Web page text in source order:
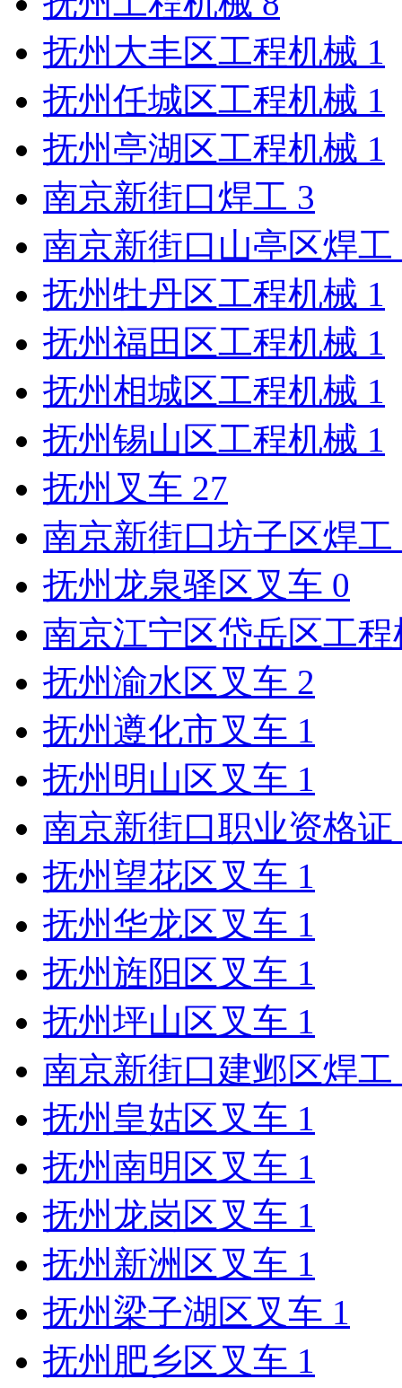
抚州大丰区工程机械 1
抚州任城区工程机械 1
抚州亭湖区工程机械 1
南京新街口焊工 3
南京新街口山亭区焊工
抚州牡丹区工程机械 1
抚州福田区工程机械 1
抚州相城区工程机械 1
抚州锡山区工程机械 1
抚州叉车 27
南京新街口坊子区焊工
抚州龙泉驿区叉车 0
南京江宁区岱岳区工
抚州渝水区叉车 2
抚州遵化市叉车 1
抚州明山区叉车 1
南京新街口职业资格证
抚州望花区叉车 1
抚州华龙区叉车 1
抚州旌阳区叉车 1
抚州坪山区叉车 1
南京新街口建邺区焊工
抚州皇姑区叉车 1
抚州南明区叉车 1
抚州龙岗区叉车 1
抚州新洲区叉车 1
抚州梁子湖区叉车 1
抚州肥乡区叉车 1